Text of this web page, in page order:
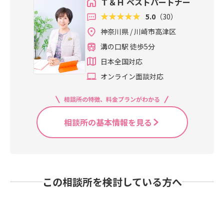
5.0 （30）
神奈川県 / 川崎市高津区
溝の口駅 徒歩5分
日本全国対応
オンライン面談対応
相談所の特徴、料金プランがわかる
相談所の基本情報を見る
この相談所を検討している方へ